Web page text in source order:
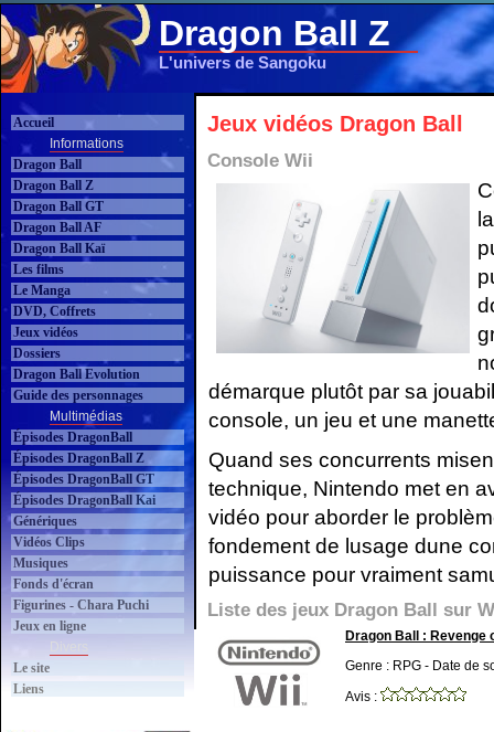
Dragon Ball Z
L'univers de Sangoku
Accueil
Informations
Dragon Ball
Dragon Ball Z
Dragon Ball GT
Dragon Ball AF
Dragon Ball Kaï
Les films
Le Manga
DVD, Coffrets
Jeux vidéos
Dossiers
Dragon Ball Evolution
Guide des personnages
Multimédias
Épisodes DragonBall
Épisodes DragonBall Z
Épisodes DragonBall GT
Épisodes DragonBall Kai
Génériques
Vidéos Clips
Musiques
Fonds d'écran
Figurines - Chara Puchi
Jeux en ligne
Le site
Liens
Jeux vidéos Dragon Ball
Console Wii
démarque plutôt par sa
console, un jeu et une
Quand ses concurrents
technique, Nintendo met en
vidéo pour aborder le
fondement de lusage dune
puissance pour vraiment
Liste des jeux Dragon Ball sur
Dragon Ball : Revenge
Genre : RPG - Date de
Avis :